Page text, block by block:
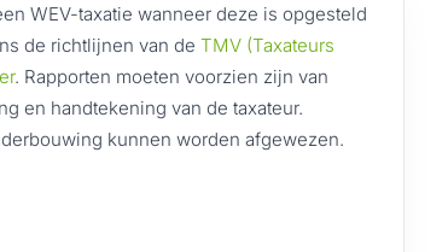
WEV-taxatie wanneer deze is opgesteld
de richtlijnen van de TMV (Taxateurs
. Rapporten moeten voorzien zijn van
en handtekening van de taxateur.
kunnen worden afgewezen.